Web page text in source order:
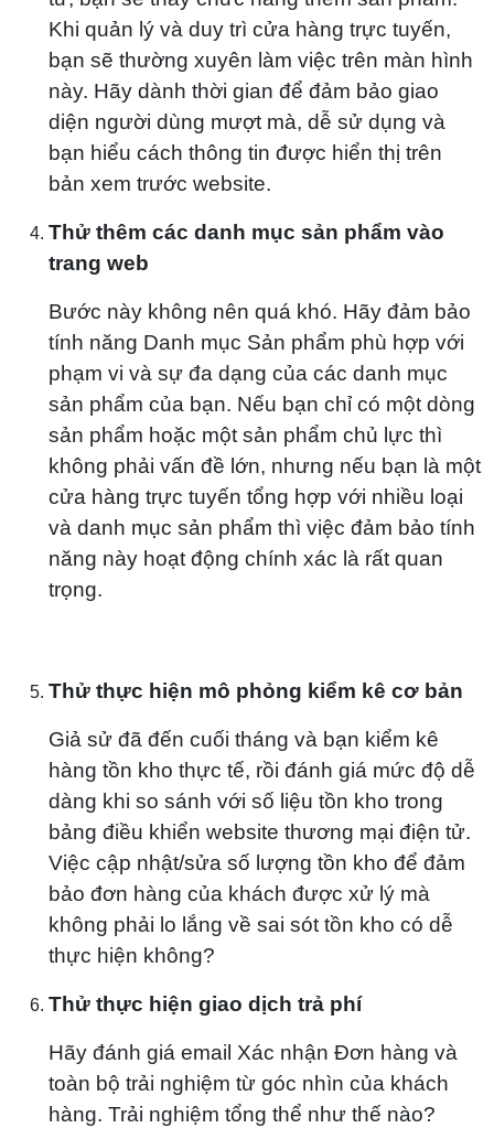
Khi quản lý và duy trì cửa hàng trực tuyến,
bạn sẽ thường xuyên làm việc trên màn hình
này. Hãy dành thời gian để đảm bảo giao
diện người dùng mượt mà, dễ sử dụng và
bạn hiểu cách thông tin được hiển thị trên
bản xem trước website.
Thử thêm các danh mục sản phẩm vào
trang web
Bước này không nên quá khó. Hãy đảm bảo
tính năng Danh mục Sản phẩm phù hợp với
phạm vi và sự đa dạng của các danh mục
sản phẩm của bạn. Nếu bạn chỉ có một dòng
sản phẩm hoặc một sản phẩm chủ lực thì
không phải vấn đề lớn, nhưng nếu bạn là một
cửa hàng trực tuyến tổng hợp với nhiều loại
và danh mục sản phẩm thì việc đảm bảo tính
năng này hoạt động chính xác là rất quan
trọng.
Thử thực hiện mô phỏng kiểm kê cơ bản
Giả sử đã đến cuối tháng và bạn kiểm kê
hàng tồn kho thực tế, rồi đánh giá mức độ dễ
dàng khi so sánh với số liệu tồn kho trong
bảng điều khiển website thương mại điện tử.
Việc cập nhật/sửa số lượng tồn kho để đảm
bảo đơn hàng của khách được xử lý mà
không phải lo lắng về sai sót tồn kho có dễ
thực hiện không?
Thử thực hiện giao dịch trả phí
Hãy đánh giá email Xác nhận Đơn hàng và
toàn bộ trải nghiệm từ góc nhìn của khách
hàng. Trải nghiệm tổng thể như thế nào?